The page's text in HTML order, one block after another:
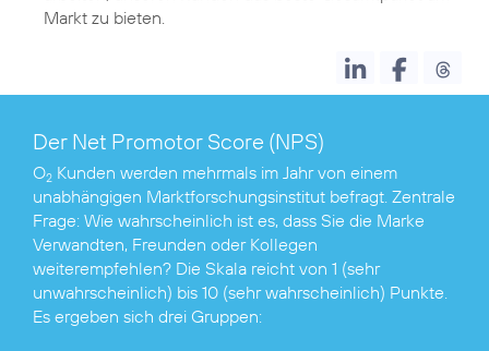
Markt zu bieten.
Der Net Promotor Score (NPS)
O2 Kunden werden mehrmals im Jahr von einem
unabhängigen Marktforschungsinstitut befragt. Zentrale
Frage: Wie wahrscheinlich ist es, dass Sie die Marke
Verwandten, Freunden oder Kollegen
weiterempfehlen? Die Skala reicht von 1 (sehr
unwahrscheinlich) bis 10 (sehr wahrscheinlich) Punkte.
Es ergeben sich drei Gruppen: